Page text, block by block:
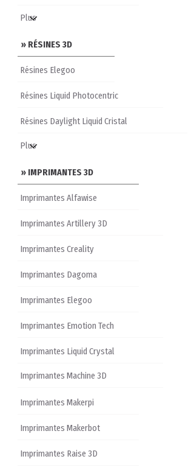
» RÉSINES 3D
Résines Elegoo
Résines Liquid Photocentric
Résines Daylight Liquid Cristal
» IMPRIMANTES 3D
Imprimantes Alfawise
Imprimantes Artillery 3D
Imprimantes Creality
Imprimantes Dagoma
Imprimantes Elegoo
Imprimantes Emotion Tech
Imprimantes Liquid Crystal
Imprimantes Machine 3D
Imprimantes Makerpi
Imprimantes Makerbot
Imprimantes Raise 3D